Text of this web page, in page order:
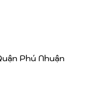
Phú Nhuận